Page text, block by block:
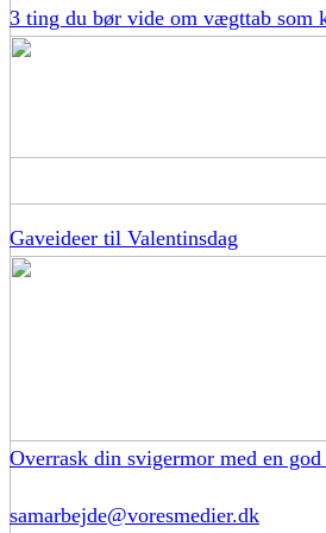
3 ting du bør vide om vægttab som
Gaveideer til Valentinsdag
Overrask din svigermor med en
samarbejde@voresmedier.dk